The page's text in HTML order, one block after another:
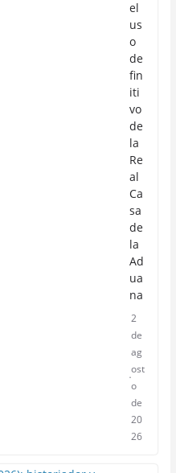
el
us
o
de
fin
iti
vo
de
la
Re
al
Ca
sa
de
la
Ad
ua
na
2
de
ag
ost
o
de
20
26